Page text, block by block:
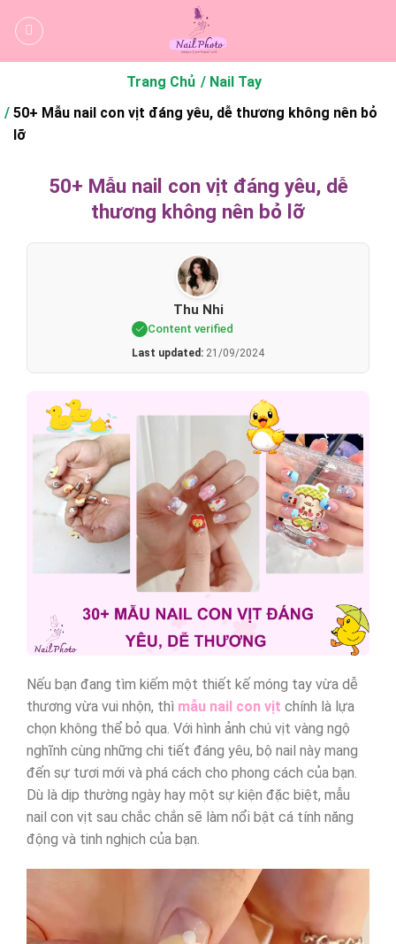
qua
Trang Chủ
Nail Tay
50+ Mẫu nail con vịt đáng yêu, dễ thương không nên bỏ
lỡ
50+ Mẫu nail con vịt đáng yêu, dễ
thương không nên bỏ lỡ
Thu Nhi
Content verified
Last updated: 21/09/2024
Nếu bạn đang tìm kiếm một thiết kế móng tay vừa dễ
thương vừa vui nhộn, thì mẫu nail con vịt chính là lựa
chọn không thể bỏ qua. Với hình ảnh chú vịt vàng ngộ
nghĩnh cùng những chi tiết đáng yêu, bộ nail này mang
đến sự tươi mới và phá cách cho phong cách của bạn.
Dù là dịp thường ngày hay một sự kiện đặc biệt, mẫu
nail con vịt sau chắc chắn sẽ làm nổi bật cá tính năng
động và tinh nghịch của bạn.